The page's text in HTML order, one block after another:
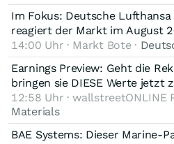
Im Fokus: Deutsche
reagiert der Markt im August
14:00 Uhr · Markt Bote ·
Earnings Preview: Geht die
bringen sie DIESE Werte jetzt
12:58 Uhr · wallstreetONLINE
Materials
BAE Systems: Dieser Marine-